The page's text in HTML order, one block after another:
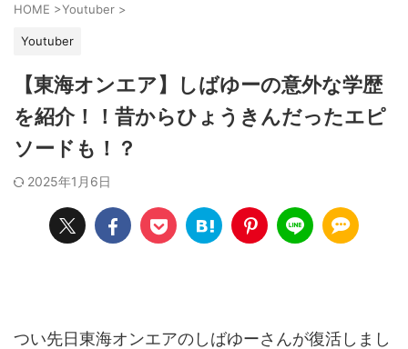
HOME >Youtuber >
Youtuber
【東海オンエア】しばゆーの意外な学歴
を紹介！！昔からひょうきんだったエピ
ソードも！？
2025年1月6日
つい先日東海オンエアのしばゆーさんが復活しまし